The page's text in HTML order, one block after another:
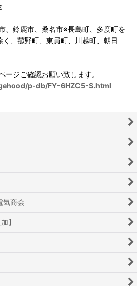
、鈴鹿市、桑名市※長島町、多度町を
、菰野町、東員町、川越町、朝日
ジご確認お願い致します。
p-db/FY-6HZC5-S.html
商会
】